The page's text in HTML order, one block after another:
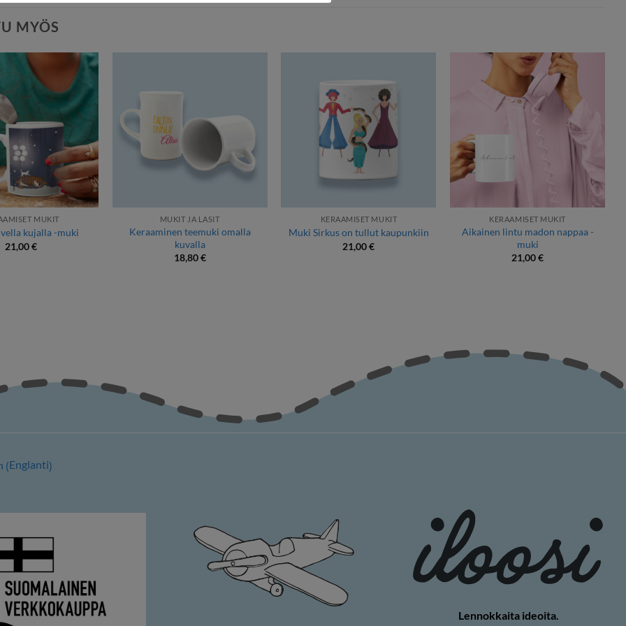
MYÖS
MUKIT
kujalla -muki
21,00€
MUKIT JA LASIT
Keraaminen teemuki omalla
kuvalla
18,80€
KERAAMISET MUKIT
Muki Sirkus on tullut kaupunkiin
21,00€
KERAAMISET MUKIT
Aikainen lintu madon nappaa -
muki
21,00€
(Englanti)
Lennokkaita ideoita.